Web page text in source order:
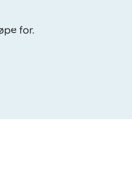
for.